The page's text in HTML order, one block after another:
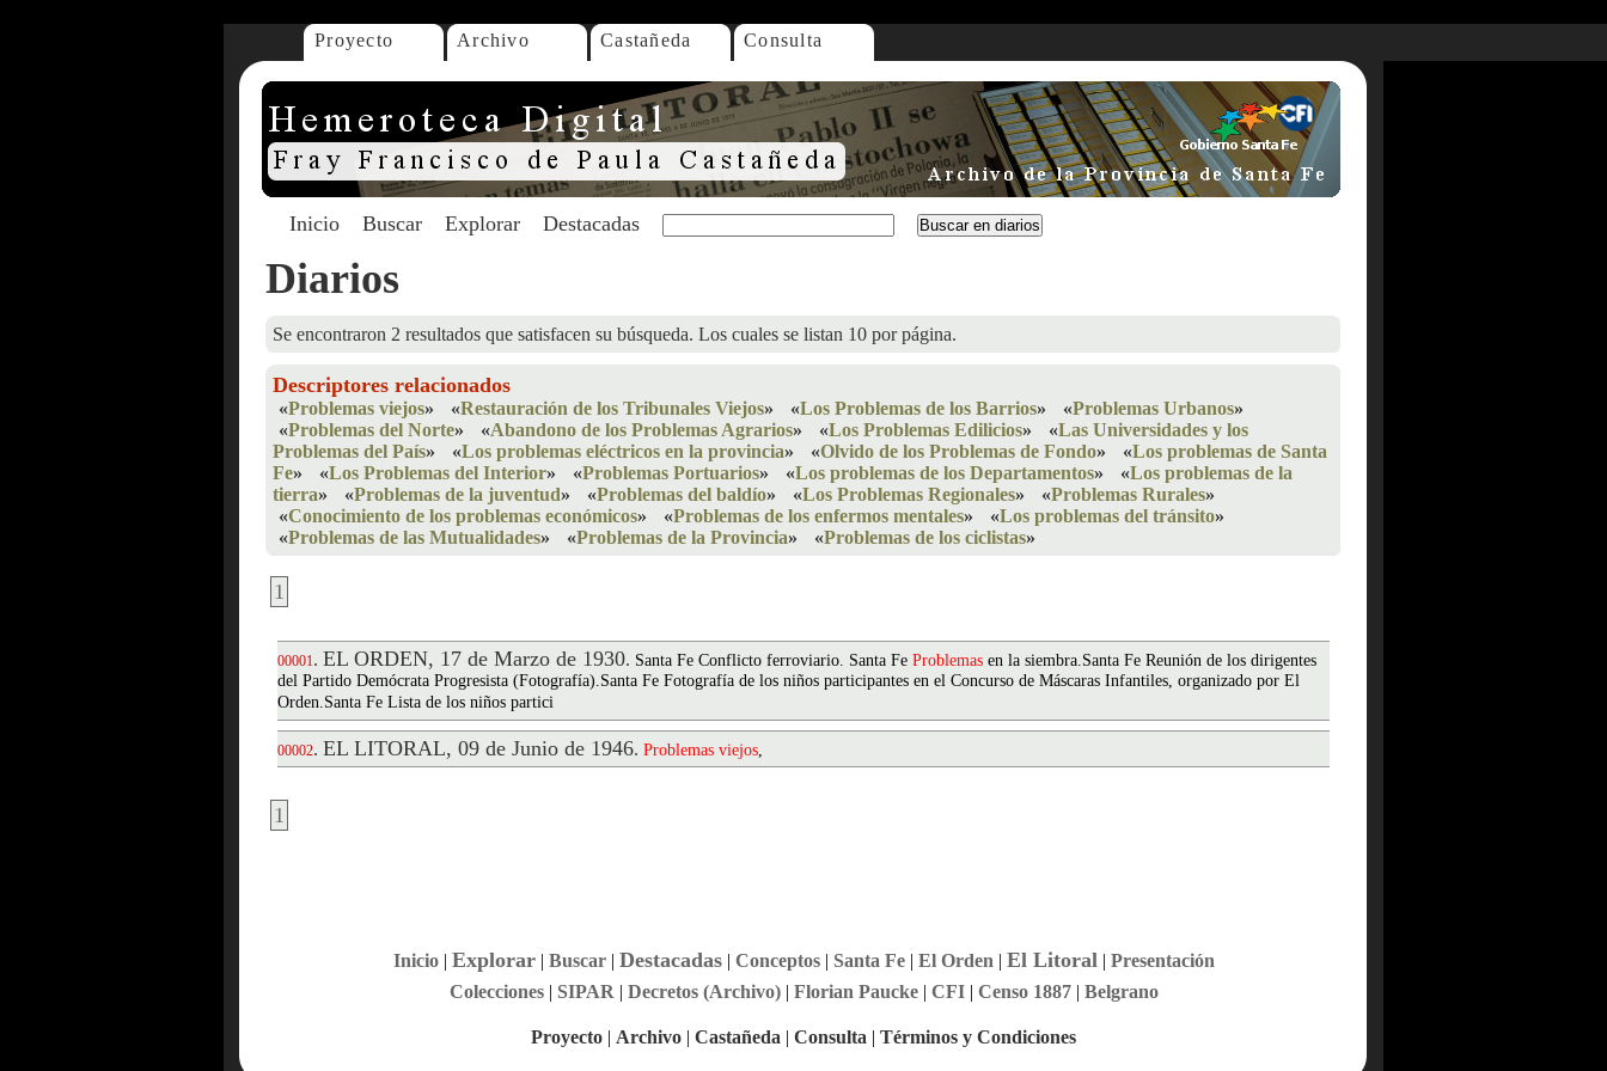
Proyecto Archivo Castañeda Consulta
Inicio Buscar Explorar Destacadas
Diarios
Se encontraron 2 resultados que satisfacen su búsqueda. Los cuales se listan 10 por página.
Descriptores relacionados
«Problemas viejos» «Restauración de los Tribunales Viejos» «Los Problemas de los Barrios» «Problemas Urbanos»
«Problemas del Norte» «Abandono de los Problemas Agrarios» «Los Problemas Edilicios» «Las Universidades y los
Problemas del País» «Los problemas eléctricos en la provincia» «Olvido de los Problemas de Fondo» «Los problemas de Santa
Fe» «Los Problemas del Interior» «Problemas Portuarios» «Los problemas de los Departamentos» «Los problemas de la
tierra» «Problemas de la juventud» «Problemas del baldío» «Los Problemas Regionales» «Problemas Rurales»
«Conocimiento de los problemas económicos» «Problemas de los enfermos mentales» «Los problemas del tránsito»
«Problemas de las Mutualidades» «Problemas de la Provincia» «Problemas de los ciclistas»
1
00001. EL ORDEN, 17 de Marzo de 1930. Santa Fe Conflicto ferroviario. Santa Fe Problemas en la siembra.Santa Fe Reunión de los dirigentes
del Partido Demócrata Progresista (Fotografía).Santa Fe Fotografía de los niños participantes en el Concurso de Máscaras Infantiles, organizado por El
Orden.Santa Fe Lista de los niños partici
00002. EL LITORAL, 09 de Junio de 1946. Problemas viejos,
1
Inicio| Explorar| Buscar| Destacadas| Conceptos| Santa Fe| El Orden | El Litoral | Presentación
Colecciones| SIPAR | Decretos (Archivo)| Florian Paucke| CFI| Censo 1887| Belgrano
Proyecto | Archivo | Castañeda | Consulta | Términos y Condiciones